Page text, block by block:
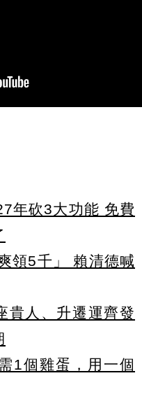
年砍3大功能 免費
領5千」 賴清德喊
貴人、升遷運齊發
1個雞蛋，用一個